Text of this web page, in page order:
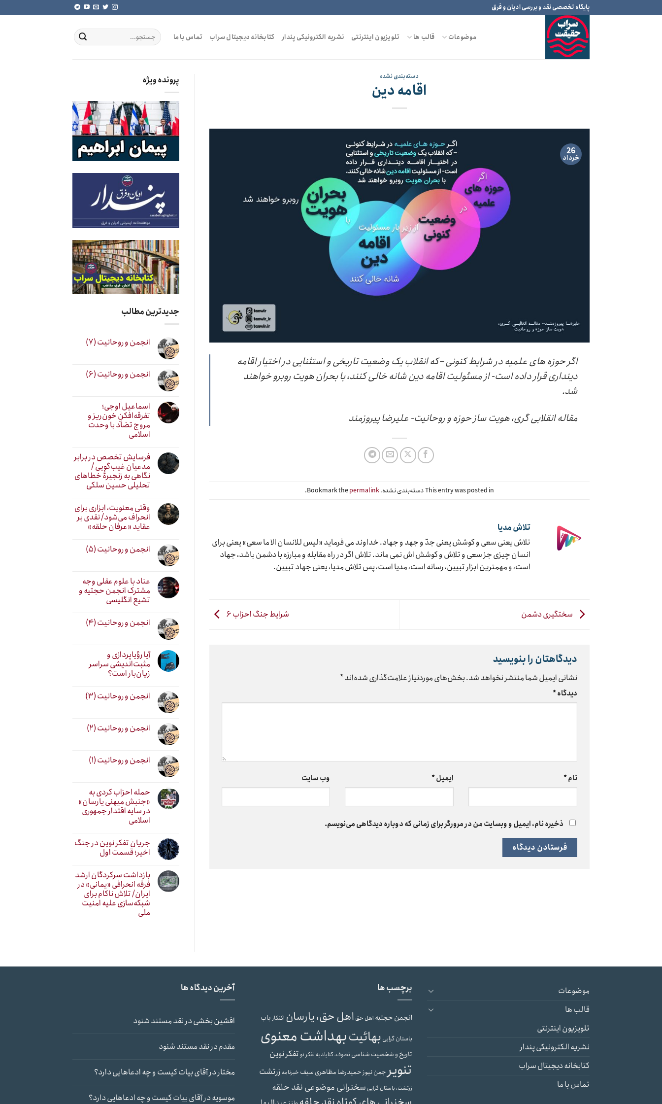
to
پایگاه تخصصی نقد و بررسی ادیان و فرق
موضوعات قالب ها تلویزیون اینترنتی نشریه الکترونیکی پندار کتابخانه دیجیتال سراب تماس با ما
دسته‌بندی نشده
اقامه دین
26
خرداد
اگر حوزه های علمیه در شرایط کنونی –که انقلاب یک وضعیت تاریخی و استثنایی در اختیار اقامه
دینداری قرار داده است- از مسئولیت اقامه دین شانه خالی کنند، با بحران هویت روبرو خواهند
شد.
مقاله انقلابی گری، هویت ساز حوزه و روحانیت- علیرضا پیروزمند
This entry was posted in دسته‌بندی نشده. Bookmark the permalink
.
تلاش مدیا
تلاش یعنی سعی و کوشش یعنی جدّ و جهد و جهاد. خداوند می فرماید «لیس للانسان الا ما سعی» یعنی برای
انسان چیزی جز سعی و تلاش و کوشش اش نمی ماند. تلاش اگر در راه مقابله و مبارزه با دشمن باشد، جهاد
است، و مهمترین ابزار تبیین، رسانه است، مدیا است، پس تلاش مدیا، یعنی جهاد تبیین.
سختگیری دشمن شرایط جنگ احزاب ۶
دیدگاهتان را بنویسید
نشانی ایمیل شما منتشر نخواهد شد.بخش‌های موردنیاز علامت‌گذاری شده‌اند*
دیدگاه*
نام* ایمیل* وب‌ سایت
ذخیره نام، ایمیل و وبسایت من در مرورگر برای زمانی که دوباره دیدگاهی می‌نویسم.
پرونده ویژه
جدیدترین مطالب
انجمن و روحانیت (۷)
انجمن و روحانیت (۶)
اسماعیل اوجی؛
تفرقه‌افکنِ خون‌ریز و
مروج تضاد با وحدت
اسلامی
فرسایش تخصص در برابر
مدعیان غیب‌گویی /
نگاهی به زنجیرهٔ خطاهای
تحلیلی حسین سلکی
وقتی معنویت، ابزاری برای
انحراف می‌شود/ نقدی بر
عقاید «عرفان حلقه»
انجمن و روحانیت (۵)
عناد با علوم عقلی وجه
مشترک انجمن حجتیه و
تشیع انگلیسی
انجمن و روحانیت (۴)
آیا رؤیاپردازی و
مثبت‌اندیشی سراسر
زیان‌بار است؟
انجمن و روحانیت (۳)
انجمن و روحانیت (۲)
انجمن و روحانیت (۱)
حمله احزاب کردی به
«جنبش میهنی یارسان»
در سایه اقتدار جمهوری
اسلامی
جریان تفکر نوین در جنگ
اخیر؛ قسمت اول
بازداشت سرکردگان ارشد
فرقه انحرافی «یمانی» در
ایران/ تلاش ناکام برای
شبکه‌سازی علیه امنیت
ملی
موضوعات
قالب ها
تلویزیون اینترنتی
نشریه الکترونیکی پندار
کتابخانه دیجیتال سراب
تماس با ما
برچسب ها
انجمن حجتیه اهل حق اهل حق، یارسان اکنکارباب
باستان گرایی بهائیتبهداشت معنوی
تاریخ و شخصیت شناسی تصوف، گنابادیه تفکر نوتفکر نوین
تنویر جمن نیوزحمیدرضا مظاهری سیف خبرنامه زرتشت
زرتشت، باستان گرایی سخنرانی موضوعی نقد حلقه
آخرین دیدگاه ها
افشین بخشیدرنقد مستند شنود
مقدمدرنقد مستند شنود
مختاردرآقای بیات کیست و چه ادعاهایی دارد؟
موسویهدرآقای بیات کیست و چه ادعاهایی دارد؟